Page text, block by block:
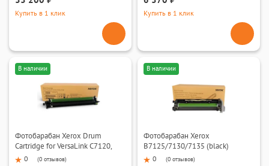
Купить в 1 клик Купить в 1 клик
В наличии
Фотобарабан Xerox Drum
Cartridge for VersaLink C7120,
C7125, C7130 (C,M,Y,K)
0 (0 отзывов)
В наличии
Фотобарабан Xerox
B7125/7130/7135 (black)
0 (0 отзывов)